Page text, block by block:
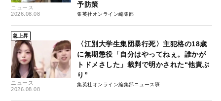
ニュース
2026.08.08
予防策
集英社オンライン編集部
急上昇
ニュース
2026.08.08
〈江別大学生集団暴行死〉主犯格の18歳
に無期懲役「自分はやってねぇ。誰かが
トドメさした」裁判で明かされた“他責ぶ
り”
集英社オンライン編集部ニュース班